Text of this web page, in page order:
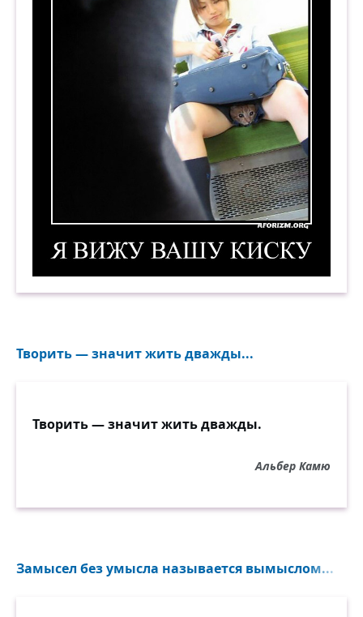
Творить — значит жить дважды...
Творить — значит жить дважды.
Альбер Камю
Замысел без умысла называется вымыслом...